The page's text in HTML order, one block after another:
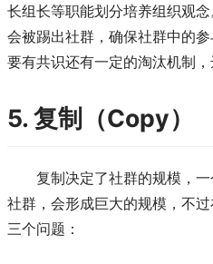
长组长等职能划分培养组织观
会被踢出社群，确保社群中的
要有共识还有一定的淘汰机制，
5. 复制（Copy）
复制决定了社群的规模，
社群，会形成巨大的规模，不
三个问题：